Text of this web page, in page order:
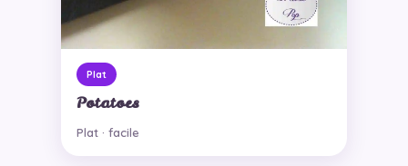
Plat
Potatoes
Plat · facile